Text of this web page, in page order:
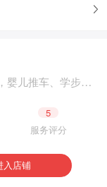
婴儿推车、学步
品，电子玩具、
成人脚踏车、成
包装原材料，产
、五金工具，采
5
服务评分
入店铺